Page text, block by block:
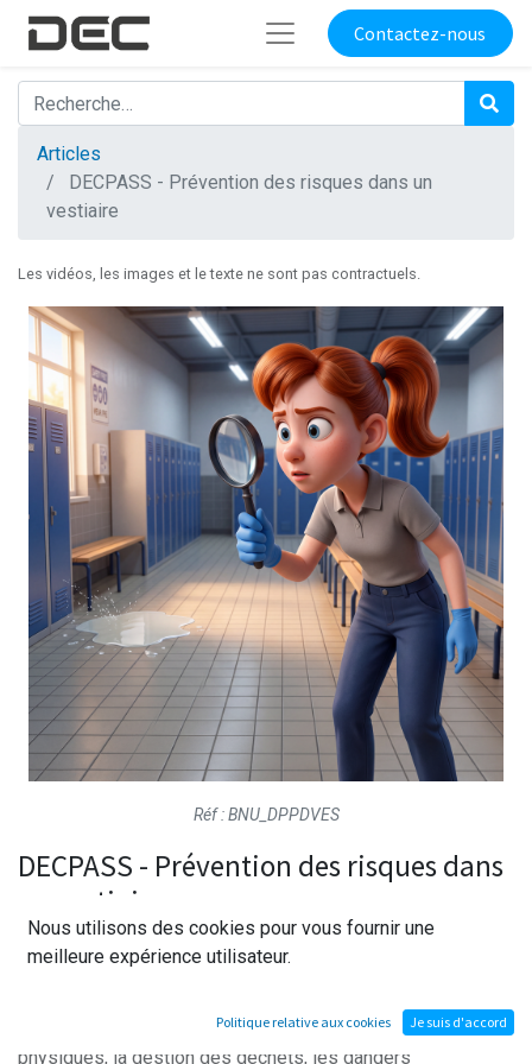
Contactez-nous
Articles
DECPASS - Prévention des risques dans un
vestiaire
Les vidéos, les images et le texte ne sont pas contractuels.
Réf : BNU_DPPDVES
DECPASS - Prévention des risques dans
un vestiaire
Plongez vos apprenants dans un vestiaire animé où chaque
apprendront à repérer des risques tels que les blessures
physiques, la gestion des déchets, les dangers
Nous utilisons des cookies pour vous fournir une
meilleure expérience utilisateur.
Politique relative aux cookies Je suis d'accord